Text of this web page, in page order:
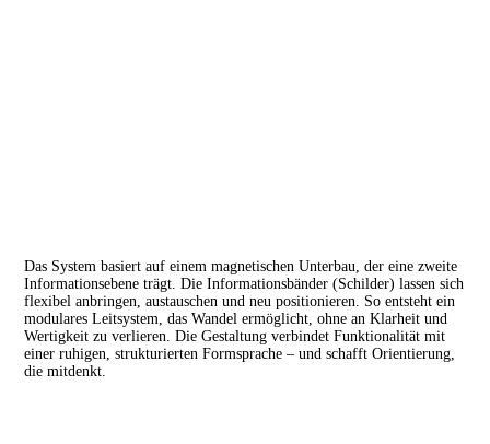
Das System basiert auf einem magnetischen Unterbau, der eine zweite
Informationsebene trägt. Die Informationsbänder (Schilder) lassen sich
flexibel anbringen, austauschen und neu positionieren. So entsteht ein
modulares Leitsystem, das Wandel ermöglicht, ohne an Klarheit und
Wertigkeit zu verlieren. Die Gestaltung verbindet Funktionalität mit
einer ruhigen, strukturierten Formsprache – und schafft Orientierung,
die mitdenkt.